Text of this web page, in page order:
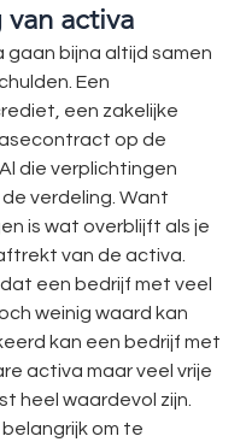
activa
gaan bijna altijd samen
Een
een zakelijke
op de
die verplichtingen
verdeling. Want
is wat overblijft als je
van de activa.
een bedrijf met veel
weinig waard kan
kan een bedrijf met
activa maar veel vrije
heel waardevol zijn.
om te